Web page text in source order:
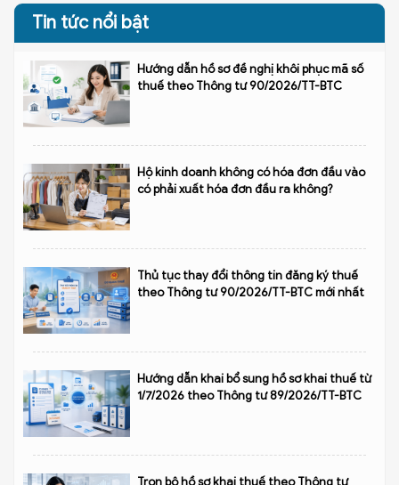
Tin tức nổi bật
Hướng dẫn hồ sơ đề nghị khôi phục mã số
thuế theo Thông tư 90/2026/TT-BTC
Hộ kinh doanh không có hóa đơn đầu vào
có phải xuất hóa đơn đầu ra không?
Thủ tục thay đổi thông tin đăng ký thuế
theo Thông tư 90/2026/TT-BTC mới nhất
Hướng dẫn khai bổ sung hồ sơ khai thuế từ
1/7/2026 theo Thông tư 89/2026/TT-BTC
Trọn bộ hồ sơ khai thuế theo Thông tư